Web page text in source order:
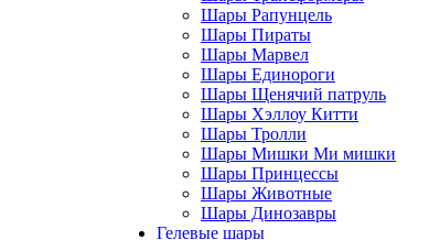
Шары Рапунцель
Шары Пираты
Шары Марвел
Шары Единороги
Шары Щенячий патруль
Шары Хэллоу Китти
Шары Тролли
Шары Мишки Ми мишки
Шары Принцессы
Шары Животные
Шары Динозавры
Гелевые шары